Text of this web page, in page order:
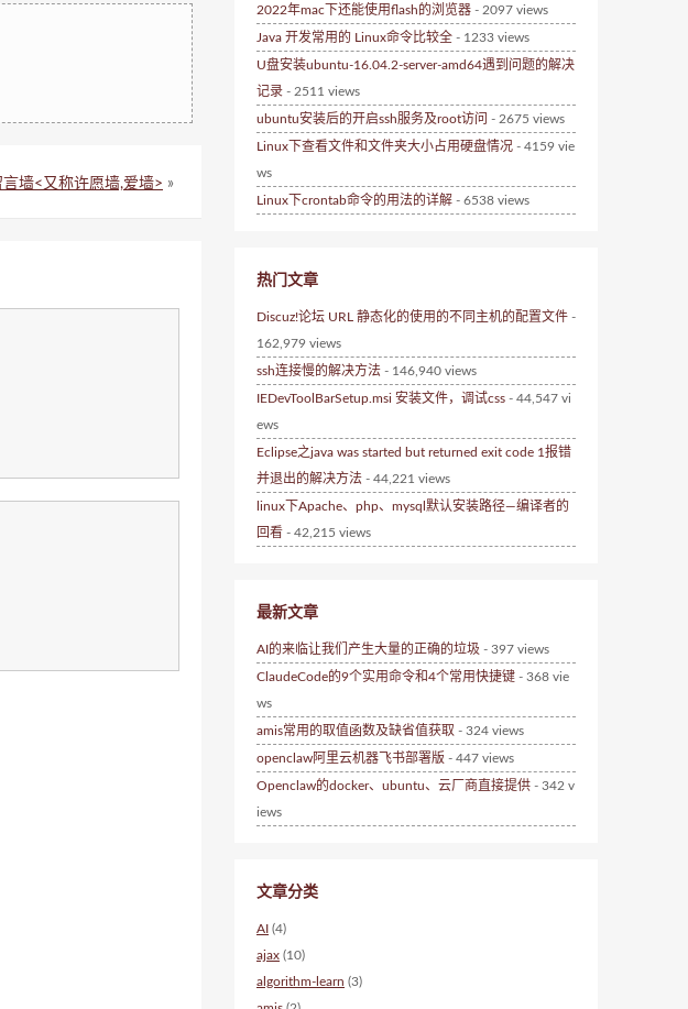
墙<又称许愿墙,爱墙> »
2022年mac下还能使用flash的浏览器 - 2097 views
Java 开发常用的 Linux命令比较全 - 1233 views
U盘安装ubuntu-16.04.2-server-amd64遇到问题的解决
记录 - 2511 views
ubuntu安装后的开启ssh服务及root访问 - 2675 views
Linux下查看文件和文件夹大小占用硬盘情况 - 4159 vie
ws
Linux下crontab命令的用法的详解 - 6538 views
热门文章
Discuz!论坛 URL 静态化的使用的不同主机的配置文件 -
162,979 views
ssh连接慢的解决方法 - 146,940 views
IEDevToolBarSetup.msi 安装文件，调试css - 44,547 vi
ews
Eclipse之java was started but returned exit code 1报错
并退出的解决方法 - 44,221 views
linux下Apache、php、mysql默认安装路径—编译者的
回看 - 42,215 views
最新文章
AI的来临让我们产生大量的正确的垃圾 - 397 views
ClaudeCode的9个实用命令和4个常用快捷键 - 368 vie
ws
amis常用的取值函数及缺省值获取 - 324 views
openclaw阿里云机器飞书部署版 - 447 views
Openclaw的docker、ubuntu、云厂商直接提供 - 342 v
iews
文章分类
AI (4)
ajax (10)
algorithm-learn (3)